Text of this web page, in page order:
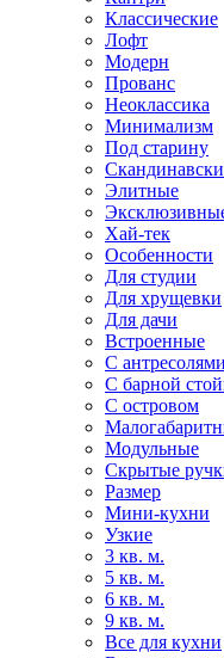
Классические
Лофт
Модерн
Прованс
Неоклассика
Минимализм
Под старину
Элитные
Хай-тек
Особенности
Для студии
Для хрущевки
Для дачи
Встроенные
С антресолями
С барной
С островом
Модульные
Скрытые
Размер
Мини-кухни
Узкие
3 кв. м.
5 кв. м.
6 кв. м.
9 кв. м.
Все для кухни